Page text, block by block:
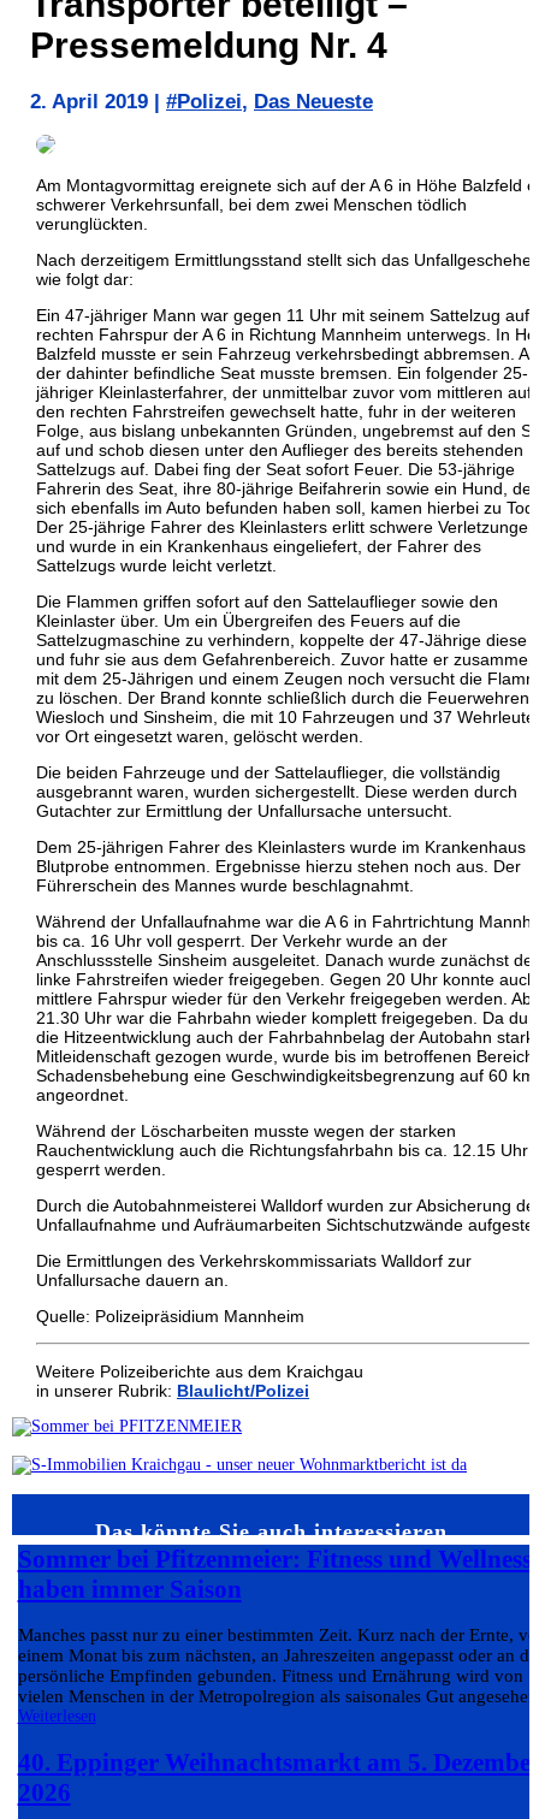
Pressemeldung Nr. 4
2. April 2019 #Polizei, Das Neueste
Am Montagvormittag ereignete sich auf der A 6 in Höhe Balzfeld
schwerer Verkehrsunfall, bei dem zwei Menschen tödlich
verunglückten.
Nach derzeitigem Ermittlungsstand stellt sich das
wie folgt dar:
Ein 47-jähriger Mann war gegen 11 Uhr mit seinem Sattelzug auf
rechten Fahrspur der A 6 in Richtung Mannheim unterwegs. In
Balzfeld musste er sein Fahrzeug verkehrsbedingt abbremsen.
der dahinter befindliche Seat musste bremsen. Ein folgender 25-
jähriger Kleinlasterfahrer, der unmittelbar zuvor vom mittleren auf
den rechten Fahrstreifen gewechselt hatte, fuhr in der weiteren
Folge, aus bislang unbekannten Gründen, ungebremst auf den
auf und schob diesen unter den Auflieger des bereits stehenden
Sattelzugs auf. Dabei fing der Seat sofort Feuer. Die 53-jährige
Fahrerin des Seat, ihre 80-jährige Beifahrerin sowie ein Hund, der
sich ebenfalls im Auto befunden haben soll, kamen hierbei zu
Der 25-jährige Fahrer des Kleinlasters erlitt schwere Verletzungen
und wurde in ein Krankenhaus eingeliefert, der Fahrer des
Sattelzugs wurde leicht verletzt.
Die Flammen griffen sofort auf den Sattelauflieger sowie den
Kleinlaster über. Um ein Übergreifen des Feuers auf die
Sattelzugmaschine zu verhindern, koppelte der 47-Jährige diese
und fuhr sie aus dem Gefahrenbereich. Zuvor hatte er zusammen
mit dem 25-Jährigen und einem Zeugen noch versucht die
zu löschen. Der Brand konnte schließlich durch die Feuerwehren
Wiesloch und Sinsheim, die mit 10 Fahrzeugen und 37
vor Ort eingesetzt waren, gelöscht werden.
Die beiden Fahrzeuge und der Sattelauflieger, die vollständig
ausgebrannt waren, wurden sichergestellt. Diese werden durch
Gutachter zur Ermittlung der Unfallursache untersucht.
Dem 25-jährigen Fahrer des Kleinlasters wurde im Krankenhaus
Blutprobe entnommen. Ergebnisse hierzu stehen noch aus. Der
Führerschein des Mannes wurde beschlagnahmt.
Während der Unfallaufnahme war die A 6 in Fahrtrichtung
bis ca. 16 Uhr voll gesperrt. Der Verkehr wurde an der
Anschlussstelle Sinsheim ausgeleitet. Danach wurde zunächst der
linke Fahrstreifen wieder freigegeben. Gegen 20 Uhr konnte
mittlere Fahrspur wieder für den Verkehr freigegeben werden. Ab
21.30 Uhr war die Fahrbahn wieder komplett freigegeben. Da
die Hitzeentwicklung auch der Fahrbahnbelag der Autobahn stark
Mitleidenschaft gezogen wurde, wurde bis im betroffenen Bereich
Schadensbehebung eine Geschwindigkeitsbegrenzung auf 60
angeordnet.
Während der Löscharbeiten musste wegen der starken
Rauchentwicklung auch die Richtungsfahrbahn bis ca. 12.15 Uhr
gesperrt werden.
Durch die Autobahnmeisterei Walldorf wurden zur Absicherung
Unfallaufnahme und Aufräumarbeiten Sichtschutzwände
Die Ermittlungen des Verkehrskommissariats Walldorf zur
Unfallursache dauern an.
Quelle: Polizeipräsidium Mannheim
Weitere Polizeiberichte aus dem Kraichgau
in unserer Rubrik: Blaulicht/Polizei
Das könnte Sie auch interessieren…
Sommer bei Pfitzenmeier: Fitness und Wellness
haben immer Saison
Manches passt nur zu einer bestimmten Zeit. Kurz nach der Ernte,
einem Monat bis zum nächsten, an Jahreszeiten angepasst oder an
persönliche Empfinden gebunden. Fitness und Ernährung wird von
vielen Menschen in der Metropolregion als saisonales Gut
Weiterlesen
40. Eppinger Weihnachtsmarkt am 5.
2026